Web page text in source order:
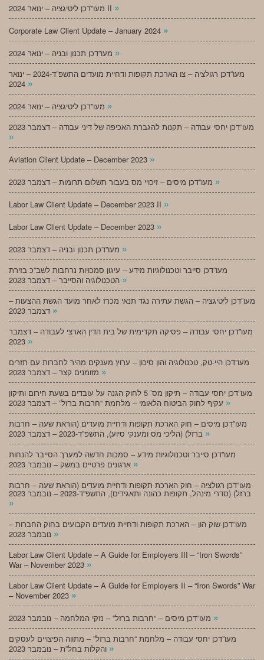
מעו”דכן ליטיגציה – ינואר 2024 II »
Corporate Law Client Update – January 2024 »
»
מעו”דכן רגולציה – צו הארכת תקופות ודחיית מועדים התשפ”ד-2024 – ינואר
»
»
מעו”דכן יחסי עבודה – תקנות להגברת האכיפה של דיני עבודה – דצמבר 2023
»
Aviation Client Update – December 2023 »
»
Labor Law Client Update – December 2023 II »
Labor Law Client Update – December 2023 »
»
מעו”דכן סייבר וטכנולוגיות מידע – עיגון סמכויות נרחבות לשב”כ בזירת
»
מעו”דכן ליטיגציה – הגשת עתירה נגד תנאי מכרז לאחר מועד הגשת ההצעות –
»
מעו”דכן יחסי עבודה – פסיקה תקדימית של בית הדין הארצי לעבודה – דצמבר
»
מעו”דכן היי-טק, טכנולוגיה והון סיכון – ערוץ מענקים מהיר לחברות עם תזרים
»
מעו”דכן יחסי עבודה – תיקון מס’ 5 לחוק הגנה על עובדים בשעת חירום ותיקון
»
מעו”דכן מיסים – חוק הארכת תקופות ודחיית מועדים (הוראת שעה – חרבות
»
מעו”דכן סייבר וטכנולוגיות מידע – סמכות חדשה למערך הסייבר להנחות
»
מעו”דכן רגולציה – חוק הארכת תקופות ודחיית מועדים (הוראת שעה – חרבות
ברזל) (סדרי מינהל, תקופות כהונה ותאגידים), התשפ”ד-2023 – נובמבר 2023
»
מעו”דכן שוק הון – הארכת תקופות ודחיית מועדים הקבועים בחוק החברות –
»
Labor Law Client Update – A Guide for Employers III – “Iron Swords”
War – November 2023 »
Labor Law Client Update – A Guide for Employers II – “Iron Swords” War
– November 2023 »
»
מעו”דכן יחסי עבודה – מלחמת “חרבות ברזל” – מתווה הפיצויים לעסקים
»